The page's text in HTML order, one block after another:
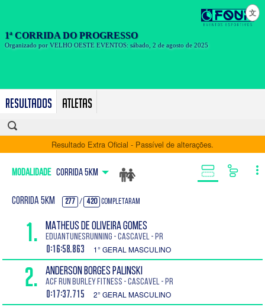
Resultados Atletas
文
Resultado Extra Oficial - Passível de alterações.
Modalidade CORRIDA 5KM
CORRIDA 5KM 277 / 420 Completaram
1. MATHEUS DE OLIVEIRA GOMES
EduantunesRunning - Cascavel - PR
0:16:58.863 1° GERAL MASCULINO
2. ANDERSON BORGES PALINSKI
ACF RUN BURLEY FITNESS - Cascavel - PR
0:17:37.715 2° GERAL MASCULINO